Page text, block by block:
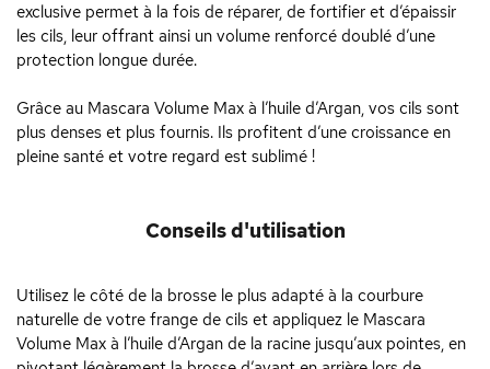
exclusive permet à la fois de réparer, de fortifier et d’épaissir
les cils, leur offrant ainsi un volume renforcé doublé d’une
protection longue durée.
Grâce au Mascara Volume Max à l’huile d’Argan, vos cils sont
plus denses et plus fournis. Ils profitent d’une croissance en
pleine santé et votre regard est sublimé !
Conseils d'utilisation
Utilisez le côté de la brosse le plus adapté à la courbure
naturelle de votre frange de cils et appliquez le Mascara
Volume Max à l’huile d’Argan de la racine jusqu’aux pointes, en